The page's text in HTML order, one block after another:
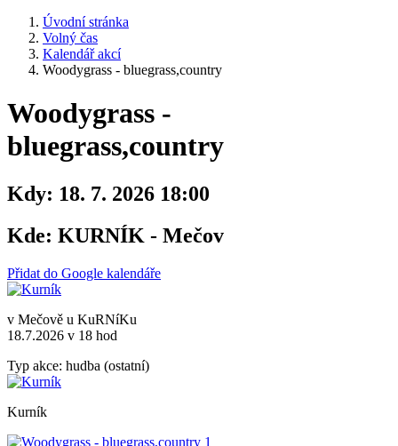
Úvodní stránka
Volný čas
Kalendář akcí
Woodygrass - bluegrass,country
Woodygrass -
bluegrass,country
Kdy: 18. 7. 2026 18:00
Kde: KURNÍK - Mečov
Přidat do Google kalendáře
v Mečově u KuRNíKu
18.7.2026 v 18 hod
Typ akce: hudba (ostatní)
Kurník